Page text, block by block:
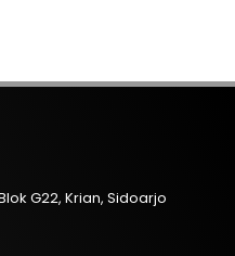
G22, Krian, Sidoarjo